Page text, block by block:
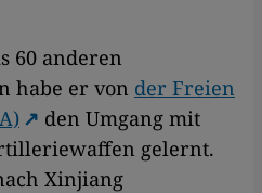
60 anderen
habe er von der Freien
den Umgang mit
gelernt.
Xinjiang